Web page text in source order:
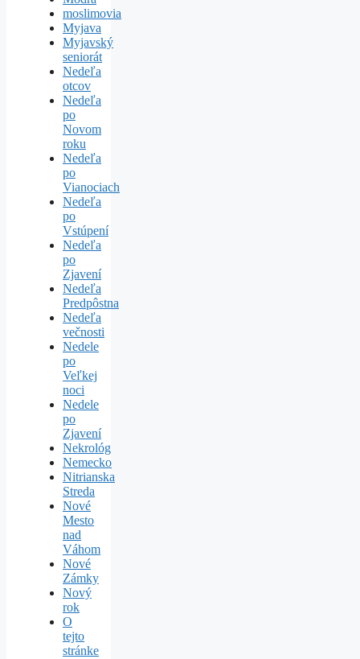
moslimovia
Myjava
Myjavský
seniorát
Nedeľa
otcov
Nedeľa
po
Novom
roku
Nedeľa
po
Vianociach
Nedeľa
po
Vstúpení
Nedeľa
po
Zjavení
Nedeľa
Predpôstna
Nedeľa
večnosti
Nedele
po
Veľkej
noci
Nedele
po
Zjavení
Nekrológ
Nemecko
Nitrianska
Streda
Nové
Mesto
nad
Váhom
Nové
Zámky
Nový
rok
O
tejto
stránke